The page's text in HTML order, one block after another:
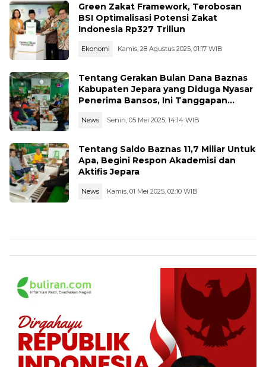
Green Zakat Framework, Terobosan
BSI Optimalisasi Potensi Zakat
Indonesia Rp327 Triliun
Ekonomi Kamis, 28 Agustus 2025, 01:17 WIB
Tentang Gerakan Bulan Dana Baznas
Kabupaten Jepara yang Diduga Nyasar
Penerima Bansos, Ini Tanggapan
News Senin, 05 Mei 2025, 14:14 WIB
Tentang Saldo Baznas 11,7 Miliar Untuk
Apa, Begini Respon Akademisi dan
Aktifis Jepara
News Kamis, 01 Mei 2025, 02:10 WIB